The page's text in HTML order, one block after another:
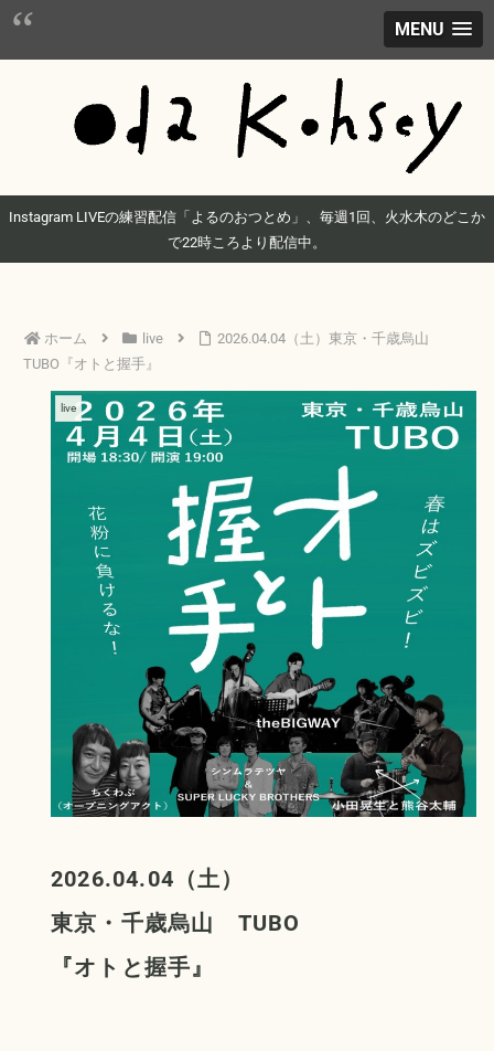
MENU
Instagram LIVEの練習配信「よるのおつとめ」、毎週1回、火水木のどこか
で22時ころより配信中。
ホーム live
2026.04.04（土）東京・千歳烏山
TUBO『オトと握手』
live
2026.04.04（土）
東京・千歳烏山 TUBO
『オトと握手』